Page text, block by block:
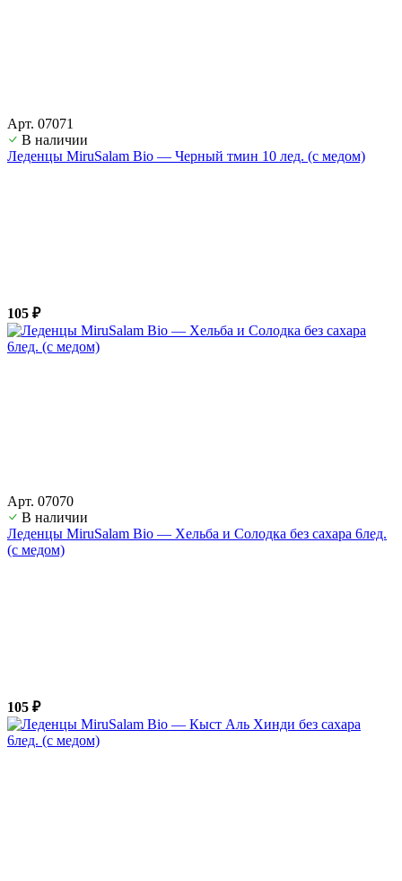
Арт. 07071
В наличии
Леденцы MiruSalam Bio — Черный тмин 10 лед. (с медом)
105 ₽
Арт. 07070
В наличии
Леденцы MiruSalam Bio — Хельба и Солодка без сахара 6лед.
(с медом)
105 ₽